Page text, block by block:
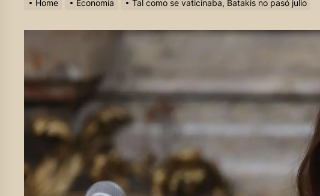
Home Economía Tal como se vaticinaba, Batakis no pasó julio